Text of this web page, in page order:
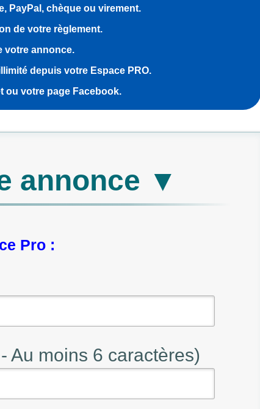
PayPal, chèque ou virement.
de votre règlement.
votre annonce.
depuis votre Espace PRO.
ou votre page Facebook.
annonce ▼
Pro :
Au moins 6 caractères)